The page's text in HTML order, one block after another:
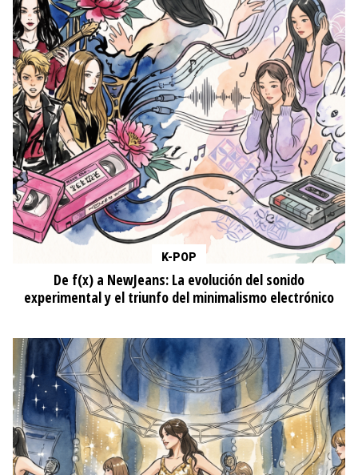
K-POP
De f(x) a NewJeans: La evolución del sonido
experimental y el triunfo del minimalismo electrónico